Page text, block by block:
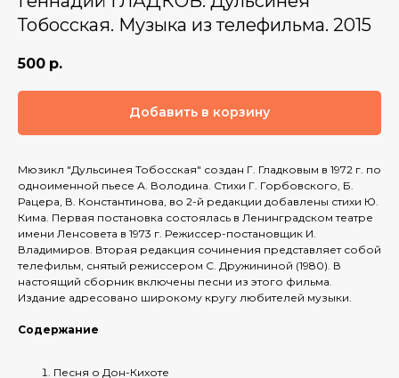
Тобосская. Музыка из телефильма. 2015
500 р.
Добавить в корзину
Мюзикл "Дульсинея Тобосская" создан Г. Гладковым в 1972 г. по
одноименной пьесе А. Володина. Стихи Г. Горбовского, Б.
Рацера, В. Константинова, во 2-й редакции добавлены стихи Ю.
Кима. Первая постановка состоялась в Ленинградском театре
имени Ленсовета в 1973 г. Режиссер-постановщик И.
Владимиров. Вторая редакция сочинения представляет собой
телефильм, снятый режиссером С. Дружининой (1980). В
настоящий сборник включены песни из этого фильма.
Издание адресовано широкому кругу любителей музыки.
Содержание
Песня о Дон-Кихоте